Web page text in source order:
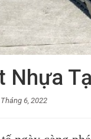
Nhựa
6, 2022